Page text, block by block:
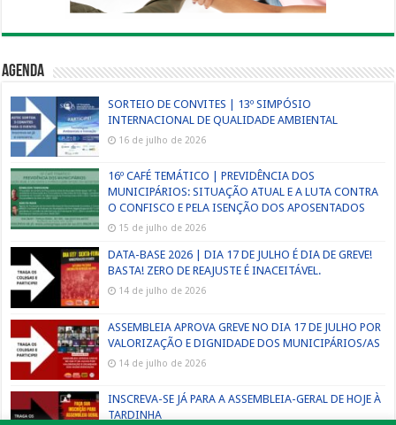
Agenda
SORTEIO DE CONVITES | 13º SIMPÓSIO
INTERNACIONAL DE QUALIDADE AMBIENTAL
16 de julho de 2026
16º CAFÉ TEMÁTICO | PREVIDÊNCIA DOS
MUNICIPÁRIOS: SITUAÇÃO ATUAL E A LUTA CONTRA
O CONFISCO E PELA ISENÇÃO DOS APOSENTADOS
15 de julho de 2026
DATA-BASE 2026 | DIA 17 DE JULHO É DIA DE GREVE!
BASTA! ZERO DE REAJUSTE É INACEITÁVEL.
14 de julho de 2026
ASSEMBLEIA APROVA GREVE NO DIA 17 DE JULHO POR
VALORIZAÇÃO E DIGNIDADE DOS MUNICIPÁRIOS/AS
14 de julho de 2026
INSCREVA-SE JÁ PARA A ASSEMBLEIA-GERAL DE HOJE À
TARDINHA